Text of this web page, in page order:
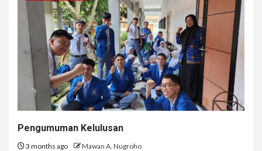
Pengumuman Kelulusan
3 months ago Mawan A. Nugroho